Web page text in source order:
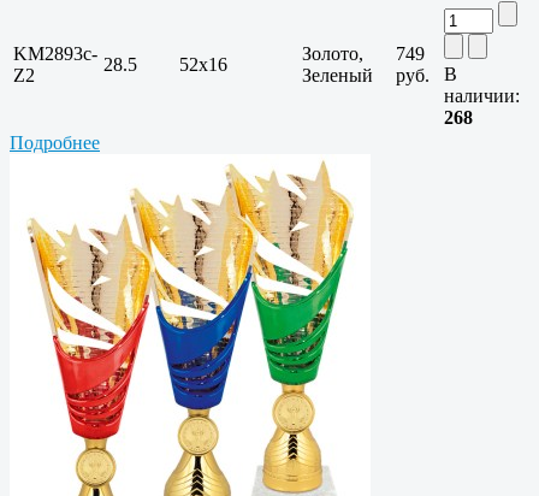
KM2893c-
Z2
28.5 52х16
Золото,
Зеленый
749
руб.
В
наличии:
268
Подробнее